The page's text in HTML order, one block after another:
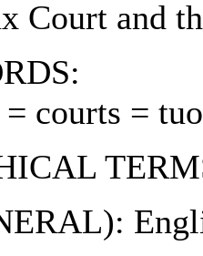
Court and
courts =